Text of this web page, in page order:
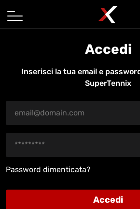
Accedi
Inserisci la tua email e
SuperTennix
Password dimenticata?
Accedi